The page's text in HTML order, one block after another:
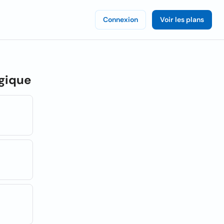
Connexion Voir les plans